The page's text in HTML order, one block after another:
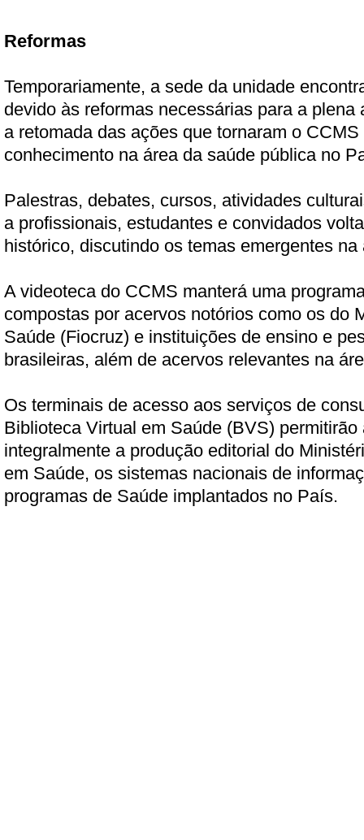
Reformas
Temporariamente, a sede da unidade
devido às reformas necessárias para a
a retomada das ações que tornaram o
conhecimento na área da saúde pública no
Palestras, debates, cursos, atividades
a profissionais, estudantes e convidados
histórico, discutindo os temas emergentes
A videoteca do CCMS manterá uma
compostas por acervos notórios como os do
Saúde (Fiocruz) e instituições de ensino e
brasileiras, além de acervos relevantes na
Os terminais de acesso aos serviços de
Biblioteca Virtual em Saúde (BVS)
integralmente a produção editorial do
em Saúde, os sistemas nacionais de
programas de Saúde implantados no País.